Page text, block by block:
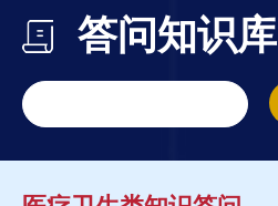
答问知识库